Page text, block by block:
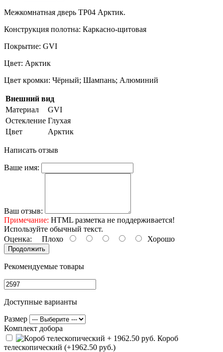
Межкомнатная дверь ТР04 Арктик.
Конструкция полотна: Каркасно-щитовая
Покрытие: GVI
Цвет: Арктик
Цвет кромки: Чёрный; Шампань; Алюминий
Внешний вид
Материал
GVI
Остекление Глухая
Цвет
Арктик
Написать отзыв
Ваше имя:
Ваш отзыв:
Примечание: HTML разметка не поддерживается!
Используйте обычный текст.
Оценка: Плохо Хорошо
Продолжить
Рекомендуемые товары
Доступные варианты
Размер
Комплект добора
Короб
телескопический (+1962.50 руб.)